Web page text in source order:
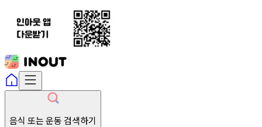
음식 또는 운동 검색하기